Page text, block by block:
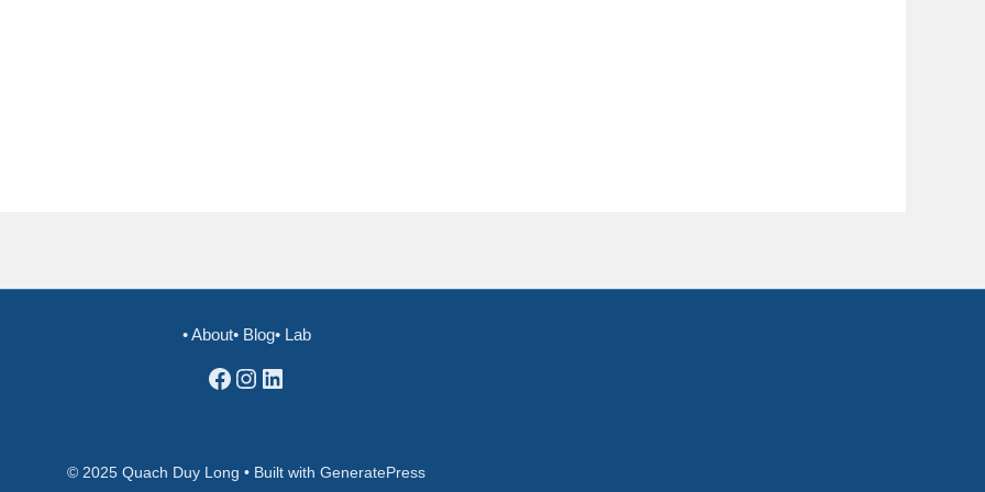
• About• Blog• Lab
Facebook
Instagram
LinkedIn
© 2025 Quach Duy Long • Built with GeneratePress